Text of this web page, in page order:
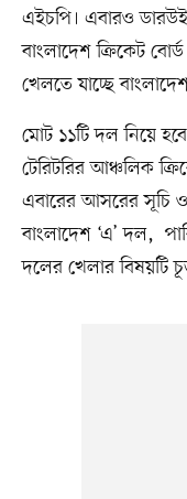
এইচপি। এবারও
বাংলাদেশ ক্রিকেট
খেলতে যাচ্ছে
মোট ১১টি দল নিয়ে হবে
টেরিটরির আঞ্চলিক
এবারের আসরের সূচি
বাংলাদেশ ‘এ’ দল,
দলের খেলার বিষয়টি